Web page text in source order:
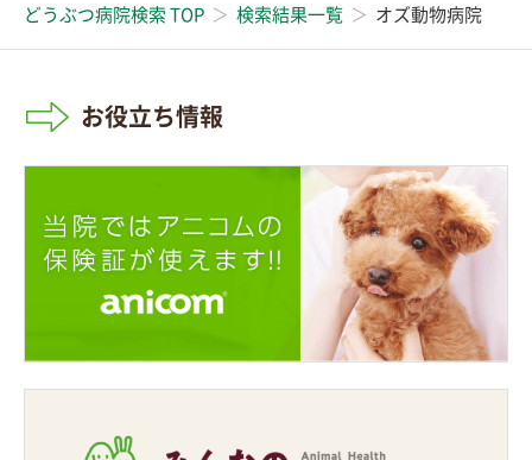
どうぶつ病院検索 TOP 検索結果一覧 オズ動物病院
お役立ち情報